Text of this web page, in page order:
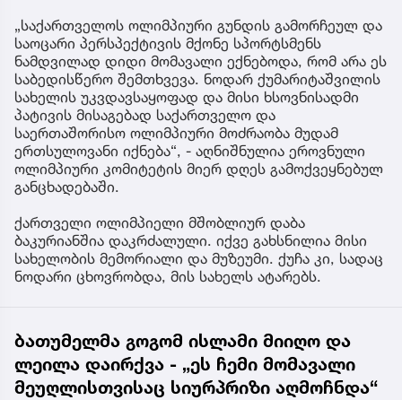
„საქართველოს ოლიმპიური გუნდის გამორჩეულ და
საოცარი პერსპექტივის მქონე სპორტსმენს
ნამდვილად დიდი მომავალი ექნებოდა, რომ არა ეს
საბედისწერო შემთხვევა. ნოდარ ქუმარიტაშვილის
სახელის უკვდავსაყოფად და მისი ხსოვნისადმი
პატივის მისაგებად საქართველო და
საერთაშორისო ოლიმპიური მოძრაობა მუდამ
ერთსულოვანი იქნება“, - აღნიშნულია ეროვნული
ოლიმპიური კომიტეტის მიერ დღეს გამოქვეყნებულ
განცხადებაში.
ქართველი ოლიმპიელი მშობლიურ დაბა
ბაკურიანშია დაკრძალული. იქვე გახსნილია მისი
სახელობის მემორიალი და მუზეუმი. ქუჩა კი, სადაც
ნოდარი ცხოვრობდა, მის სახელს ატარებს.
ბათუმელმა გოგომ ისლამი მიიღო და
ლეილა დაირქვა - „ეს ჩემი მომავალი
მეუღლისთვისაც სიურპრიზი აღმოჩნდა“